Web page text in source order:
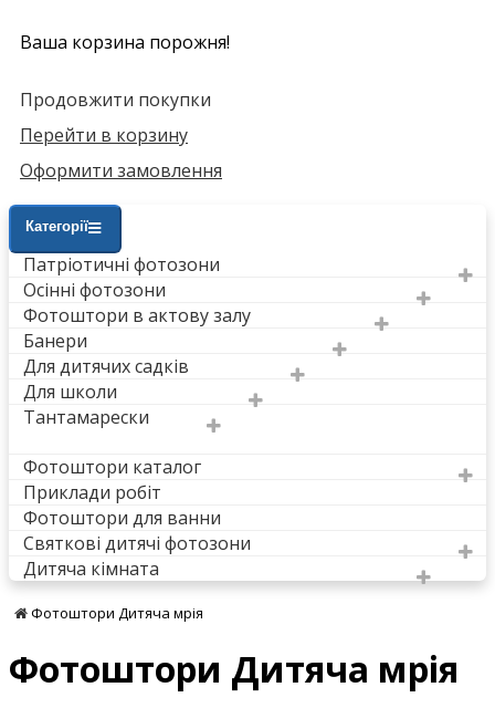
Ваша корзина порожня!
Продовжити покупки
Перейти в корзину
Оформити замовлення
Категорії
Патріотичні фотозони
Осінні фотозони
Фотоштори в актову залу
Банери
Для дитячих садків
Для школи
Тантамарески
Фотоштори каталог
Приклади робіт
Фотоштори для ванни
Святкові дитячі фотозони
Дитяча кімната
Фотоштори Дитяча мрія
Фотоштори Дитяча мрія